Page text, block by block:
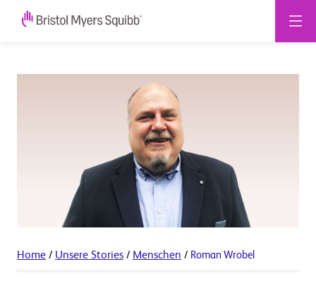
Home / Unsere Stories / Menschen / Roman Wrobel